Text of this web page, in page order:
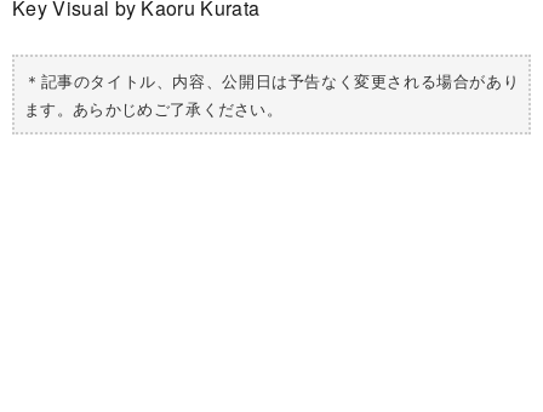
Key Visual by Kaoru Kurata
＊記事のタイトル、内容、公開日は予告なく変更される場合があり
ます。あらかじめご了承ください。